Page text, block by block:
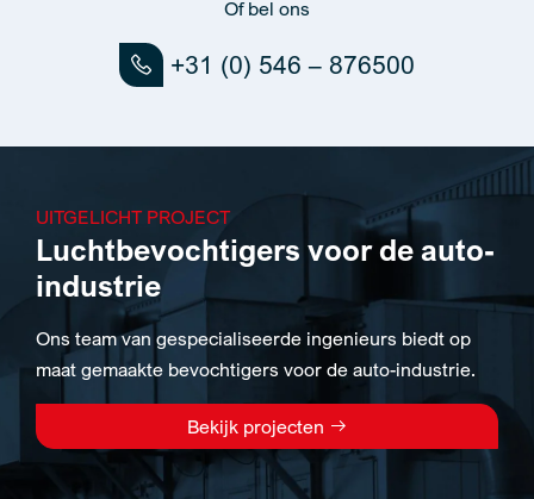
Of bel ons
+31 (0) 546 – 876500
UITGELICHT PROJECT
Luchtbevochtigers voor de auto-
industrie
Ons team van gespecialiseerde ingenieurs biedt op
maat gemaakte bevochtigers voor de auto-industrie.
Bekijk projecten